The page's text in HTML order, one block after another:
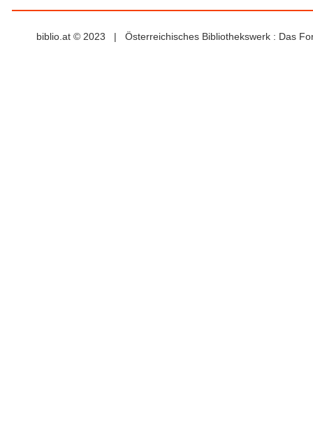
biblio.at © 2023 | Österreichisches Bibliothekswerk : Das